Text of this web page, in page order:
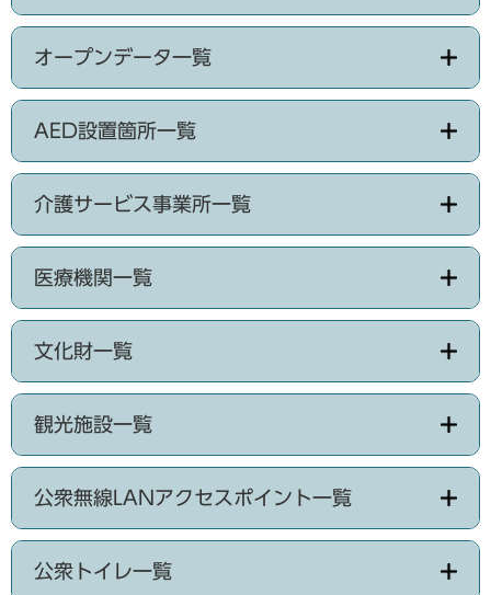
オープンデータ一覧
AED設置箇所一覧
介護サービス事業所一覧
医療機関一覧
文化財一覧
観光施設一覧
公衆無線LANアクセスポイント一覧
公衆トイレ一覧